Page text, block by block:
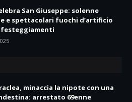
San Giuseppe: solenne
e spettacolari fuochi d’artificio
minaccia la nipote con una
arrestato 69enne